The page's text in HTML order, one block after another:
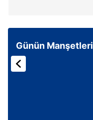
Günün Manşetleri